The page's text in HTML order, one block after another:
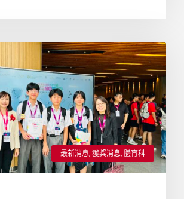
最新消息,獲獎消息,體育科